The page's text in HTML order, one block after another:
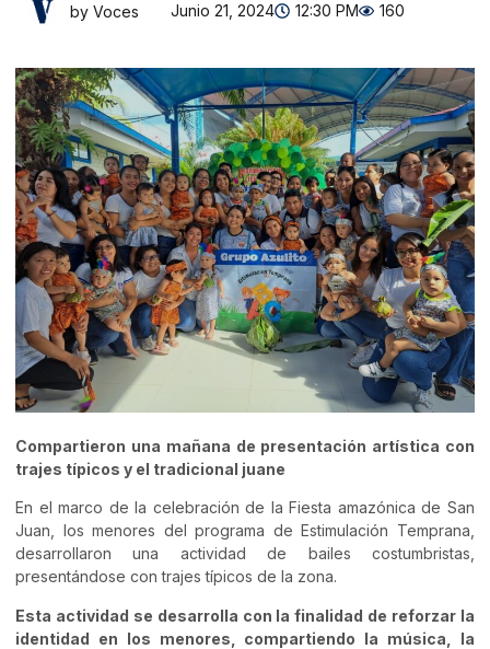
by Voces Junio 21, 2024 12:30 PM 160
Compartieron una mañana de presentación artística con
trajes típicos y el tradicional juane
En el marco de la celebración de la Fiesta amazónica de San
Juan, los menores del programa de Estimulación Temprana,
desarrollaron una actividad de bailes costumbristas,
presentándose con trajes típicos de la zona.
Esta actividad se desarrolla con la finalidad de reforzar la
identidad en los menores, compartiendo la música, la